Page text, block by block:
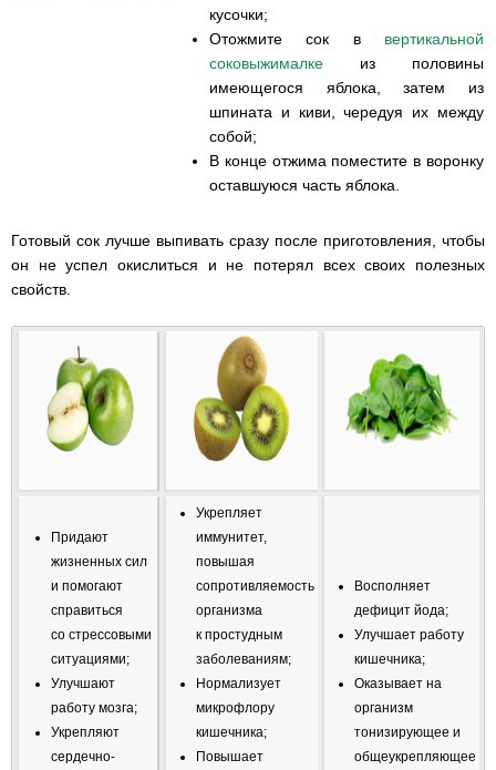
кусочки;
Отожмите сок в вертикальной
соковыжималке из половины
имеющегося яблока, затем из
шпината и киви, чередуя их между
собой;
В конце отжима поместите в воронку
оставшуюся часть яблока.
Готовый сок лучше выпивать сразу после приготовления, чтобы
он не успел окислиться и не потерял всех своих полезных
свойств.
Придают
жизненных сил
и помогают
справиться
со стрессовыми
ситуациями;
Улучшают
работу мозга;
Укрепляют
сердечно-
Укрепляет
иммунитет,
повышая
сопротивляемость
организма
к простудным
заболеваниям;
Нормализует
микрофлору
кишечника;
Повышает
Восполняет
дефицит йода;
Улучшает работу
кишечника;
Оказывает на
организм
тонизирующее и
общеукрепляющее